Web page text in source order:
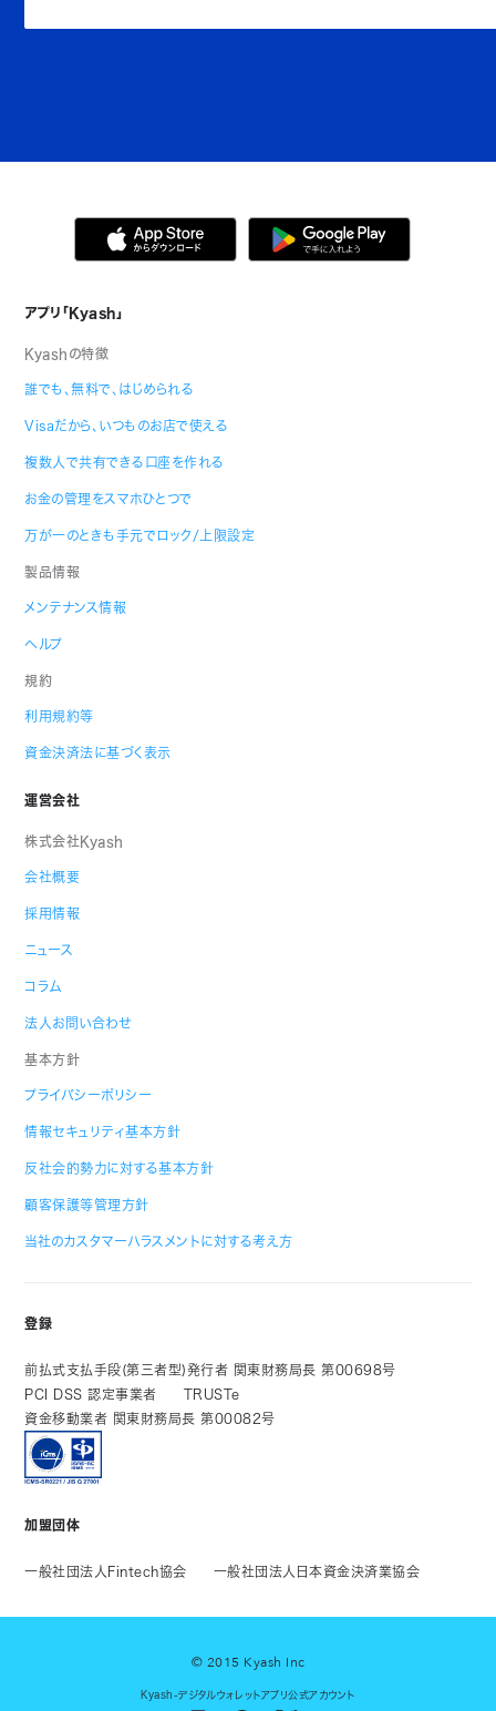
アプリ「Kyash」
Kyashの特徴
誰でも、無料で、はじめられる
Visaだから、いつものお店で使える
複数人で共有できる口座を作れる
お金の管理をスマホひとつで
万が一のときも手元でロック/上限設定
製品情報
メンテナンス情報
ヘルプ
規約
利用規約等
資金決済法に基づく表示
運営会社
株式会社Kyash
会社概要
採用情報
ニュース
コラム
法人お問い合わせ
基本方針
プライバシーポリシー
情報セキュリティ基本方針
反社会的勢力に対する基本方針
顧客保護等管理方針
当社のカスタマーハラスメントに対する考え方
登録
前払式支払手段(第三者型)発行者 関東財務局長 第00698号
PCI DSS 認定事業者
TRUSTe
資金移動業者 関東財務局長 第00082号
加盟団体
一般社団法人Fintech協会 一般社団法人日本資金決済業協会
© 2015 Kyash Inc
Kyash-デジタルウォレットアプリ公式アカウント